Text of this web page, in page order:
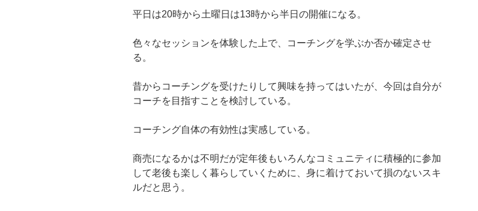
平日は20時から土曜日は13時から半日の開催になる。
色々なセッションを体験した上で、コーチングを学ぶか否か確定させ
る。
昔からコーチングを受けたりして興味を持ってはいたが、今回は自分が
コーチを目指すことを検討している。
コーチング自体の有効性は実感している。
商売になるかは不明だが定年後もいろんなコミュニティに積極的に参加
して老後も楽しく暮らしていくために、身に着けておいて損のないスキ
ルだと思う。